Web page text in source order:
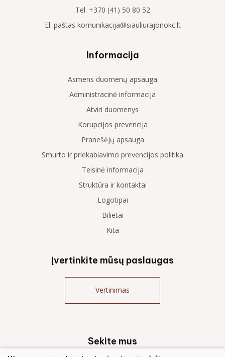
Tel. +370 (41) 50 80 52
El. paštas komunikacija@siauliurajonokc.lt
Informacija
Asmens duomenų apsauga
Administracinė informacija
Atviri duomenys
Korupcijos prevencija
Pranešėjų apsauga
Smurto ir priekabiavimo prevencijos politika
Teisinė informacija
Struktūra ir kontaktai
Logotipai
Bilietai
Kita
Įvertinkite mūsų paslaugas
Vertinimas
Sekite mus